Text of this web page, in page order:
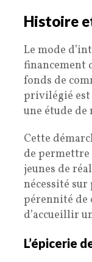
Histoire
Le mode
financement
fonds de
privilégié est
une étude
Cette
de permettre
jeunes de
nécessité sur
pérennité de
d’accueillir
L’épicerie